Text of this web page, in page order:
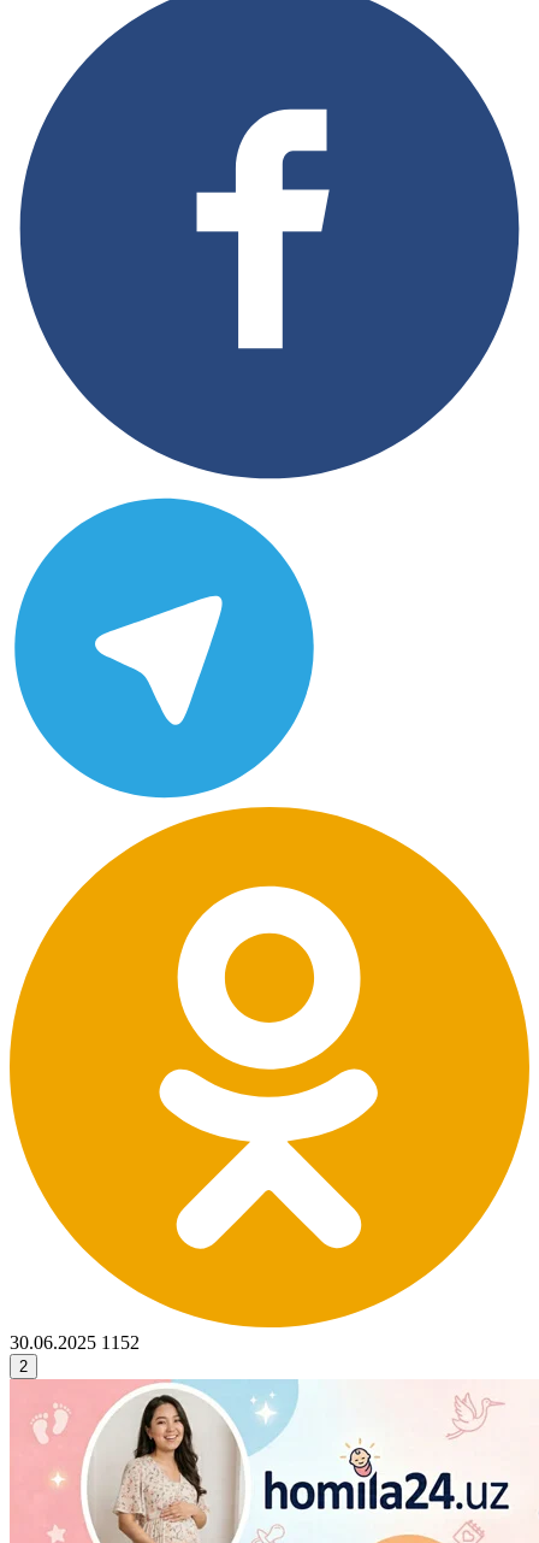
30.06.2025 1152
2